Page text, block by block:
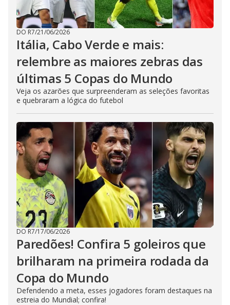
DO R7/21/06/2026
Itália, Cabo Verde e mais:
relembre as maiores zebras das
últimas 5 Copas do Mundo
Veja os azarões que surpreenderam as seleções favoritas
e quebraram a lógica do futebol
DO R7/17/06/2026
Paredões! Confira 5 goleiros que
brilharam na primeira rodada da
Copa do Mundo
Defendendo a meta, esses jogadores foram destaques na
estreia do Mundial; confira!